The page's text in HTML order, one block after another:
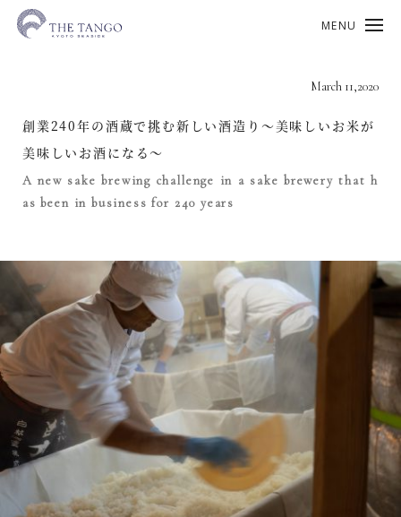
MENU
March 11,2020
創業240年の酒蔵で挑む新しい酒造り〜美味しいお米が
美味しいお酒になる〜
A new sake brewing challenge in a sake brewery that h
as been in business for 240 years